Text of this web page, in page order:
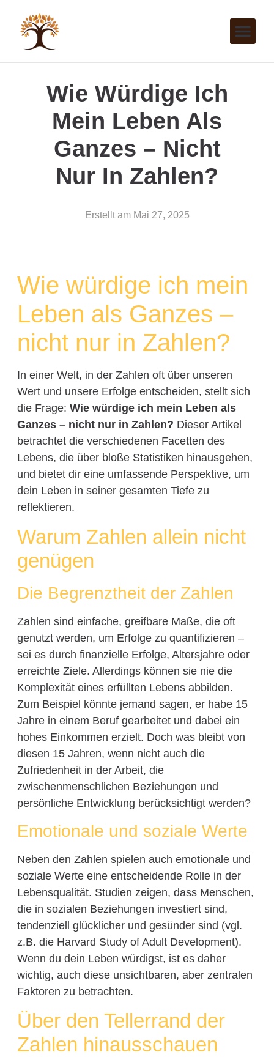
Wie Würdige Ich
Mein Leben Als
Ganzes – Nicht
Nur In Zahlen?
Erstellt am Mai 27, 2025
Wie würdige ich mein
Leben als Ganzes –
nicht nur in Zahlen?
In einer Welt, in der Zahlen oft über unseren
Wert und unsere Erfolge entscheiden, stellt sich
die Frage: Wie würdige ich mein Leben als
Ganzes – nicht nur in Zahlen? Dieser Artikel
betrachtet die verschiedenen Facetten des
Lebens, die über bloße Statistiken hinausgehen,
und bietet dir eine umfassende Perspektive, um
dein Leben in seiner gesamten Tiefe zu
reflektieren.
Warum Zahlen allein nicht
genügen
Die Begrenztheit der Zahlen
Zahlen sind einfache, greifbare Maße, die oft
genutzt werden, um Erfolge zu quantifizieren –
sei es durch finanzielle Erfolge, Altersjahre oder
erreichte Ziele. Allerdings können sie nie die
Komplexität eines erfüllten Lebens abbilden.
Zum Beispiel könnte jemand sagen, er habe 15
Jahre in einem Beruf gearbeitet und dabei ein
hohes Einkommen erzielt. Doch was bleibt von
diesen 15 Jahren, wenn nicht auch die
Zufriedenheit in der Arbeit, die
zwischenmenschlichen Beziehungen und
persönliche Entwicklung berücksichtigt werden?
Emotionale und soziale Werte
Neben den Zahlen spielen auch emotionale und
soziale Werte eine entscheidende Rolle in der
Lebensqualität. Studien zeigen, dass Menschen,
die in sozialen Beziehungen investiert sind,
tendenziell glücklicher und gesünder sind (vgl.
z.B. die Harvard Study of Adult Development).
Wenn du dein Leben würdigst, ist es daher
wichtig, auch diese unsichtbaren, aber zentralen
Faktoren zu betrachten.
Über den Tellerrand der
Zahlen hinausschauen